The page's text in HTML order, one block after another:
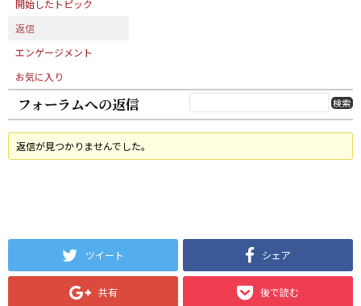
開始したトピック
返信
エンゲージメント
お気に入り
フォーラムへの返信
返信が見つかりませんでした。
ツイート シェア
共有 後で読む